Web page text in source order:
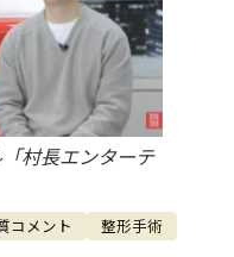
村長エンターテ
コメント
整形手術